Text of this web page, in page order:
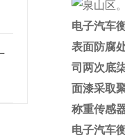
电子汽车
表面防腐
司两次底
面漆采取
称重传感
电子汽车